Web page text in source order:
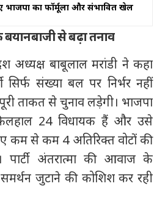
भाजपा का फॉर्मूला और संभावित खेल
बयानबाजी से बढ़ा तनाव
अध्यक्ष बाबूलाल मरांडी ने कहा
सिर्फ संख्या बल पर निर्भर नहीं
ताकत से चुनाव लड़ेगी। भाजपा
24विधायक हैं और उसे
कम से कम 4अतिरिक्त वोटों की
अंतरात्मा की आवाज के
जुटाने की कोशिश कर रही